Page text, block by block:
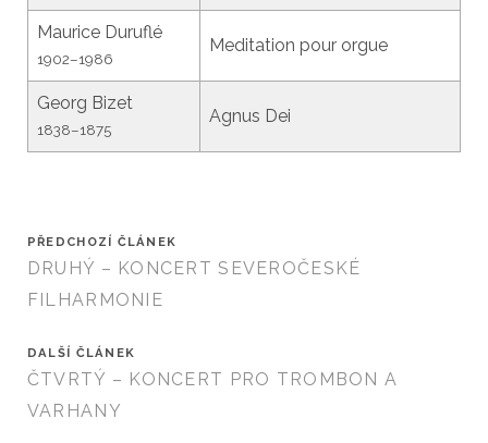
Maurice Duruflé
1902–1986
Meditation pour orgue
Georg Bizet
1838–1875
Agnus Dei
PŘEDCHOZÍ ČLÁNEK
DRUHÝ – KONCERT SEVEROČESKÉ
FILHARMONIE
DALŠÍ ČLÁNEK
ČTVRTÝ – KONCERT PRO TROMBON A
VARHANY